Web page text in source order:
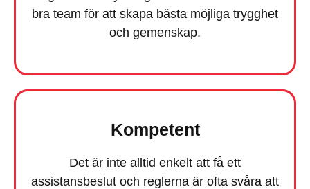
bra team för att skapa bästa möjliga trygghet
och gemenskap.
Kompetent
Det är inte alltid enkelt att få ett
assistansbeslut och reglerna är ofta svåra att